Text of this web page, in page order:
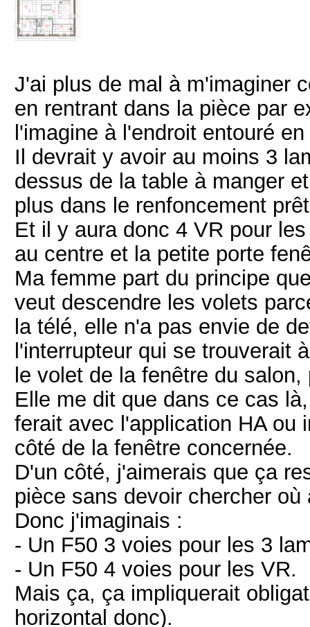
J'ai plus de mal à m'imaginer
en rentrant dans la pièce par
l'imagine à l'endroit entouré
Il devrait y avoir au moins 3
dessus de la table à manger
plus dans le renfoncement
Et il y aura donc 4 VR pour
au centre et la petite porte
Ma femme part du principe
veut descendre les volets
la télé, elle n'a pas envie de
l'interrupteur qui se trouverait
le volet de la fenêtre du
Elle me dit que dans ce cas
ferait avec l'application HA ou
côté de la fenêtre concernée.
D'un côté, j'aimerais que ça
pièce sans devoir chercher où
Donc j'imaginais :
- Un F50 3 voies pour les 3
- Un F50 4 voies pour les VR.
Mais ça, ça impliquerait
horizontal donc).